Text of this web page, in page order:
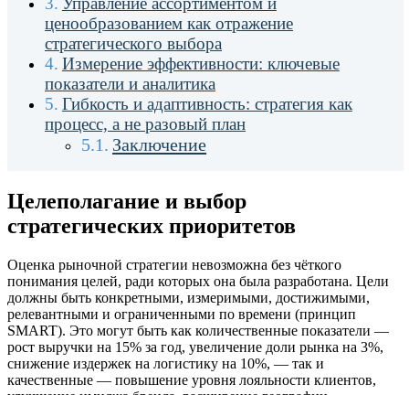
ценообразованием как отражение
стратегического выбора
Измерение эффективности: ключевые
показатели и аналитика
Гибкость и адаптивность: стратегия как
процесс, а не разовый план
Заключение
Целеполагание и выбор
стратегических приоритетов
Оценка рыночной стратегии невозможна без чёткого
понимания целей, ради которых она была разработана. Цели
должны быть конкретными, измеримыми, достижимыми,
релевантными и ограниченными по времени (принцип
SMART). Это могут быть как количественные показатели —
рост выручки на 15% за год, увеличение доли рынка на 3%,
снижение издержек на логистику на 10%, — так и
качественные — повышение уровня лояльности клиентов,